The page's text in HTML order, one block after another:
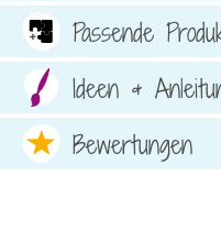
Passende
Ideen &
Bewertungen